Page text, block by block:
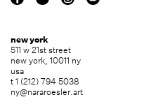
new york
511 w 21st street
new york, 10011 ny
usa
t 1 (212) 794 5038
ny@nararoesler.art